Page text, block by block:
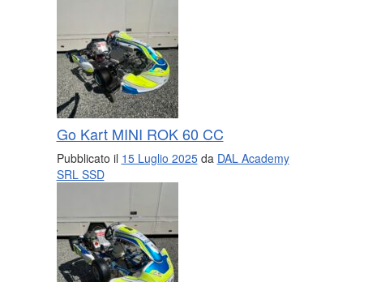
Go Kart MINI ROK 60 CC
Pubblicato il 15 Luglio 2025da DAL Academy
SRL SSD